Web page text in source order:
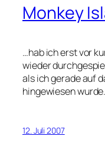
Monkey
…hab ich erst vor
wieder
als ich gerade auf
hingewiesen
12. Juli 2007